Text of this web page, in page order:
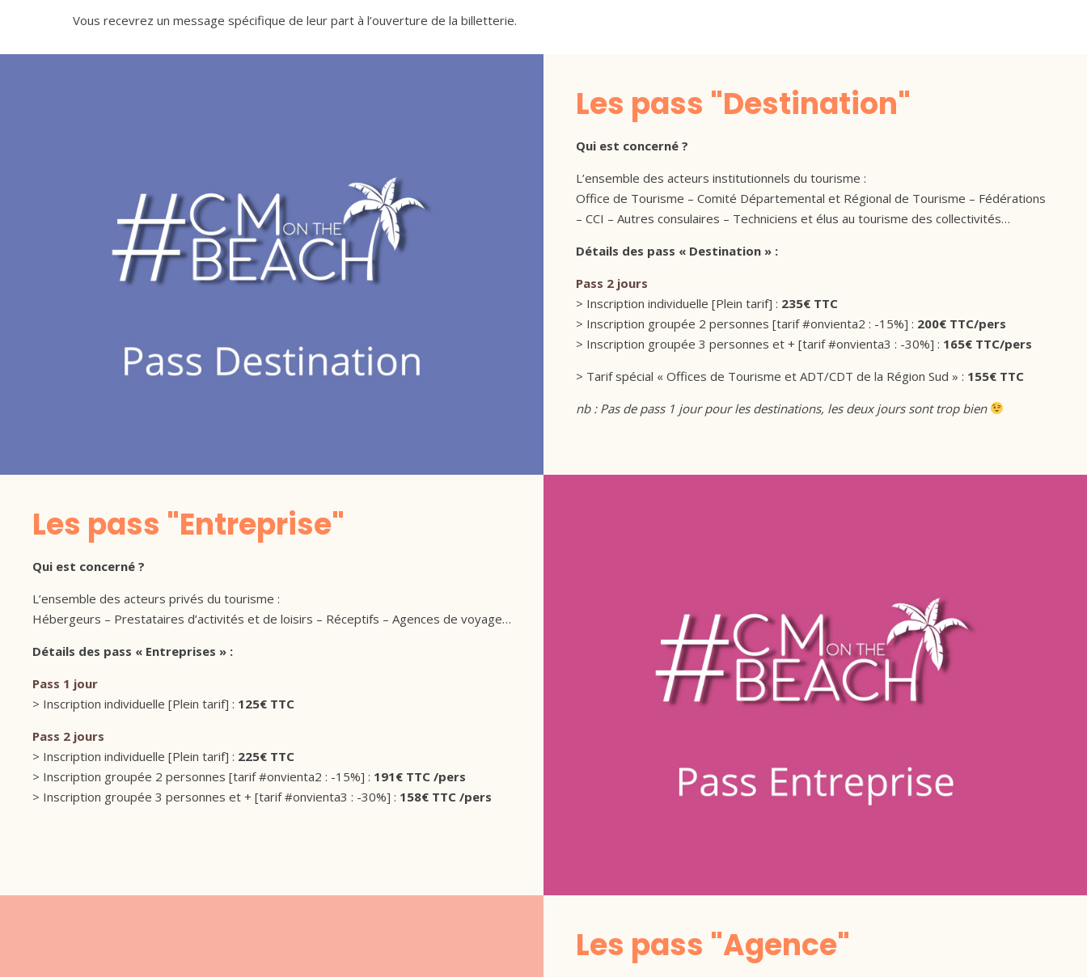
Vous recevrez un message spécifique de leur part à l’ouverture de la billetterie.
Les pass "Destination"
Qui est concerné ?
L’ensemble des acteurs institutionnels du tourisme :
Office de Tourisme – Comité Départemental et Régional de Tourisme – Fédérations
– CCI – Autres consulaires – Techniciens et élus au tourisme des collectivités…
Détails des pass « Destination » :
Pass 2 jours
> Inscription individuelle [Plein tarif] : 235€ TTC
> Inscription groupée 2 personnes [tarif #onvienta2 : -15%] : 200€ TTC/pers
> Inscription groupée 3 personnes et + [tarif #onvienta3 : -30%] : 165€ TTC/pers
> Tarif spécial « Offices de Tourisme et ADT/CDT de la Région Sud » : 155€ TTC
nb : Pas de pass 1 jour pour les destinations, les deux jours sont trop bien
Les pass "Entreprise"
Qui est concerné ?
L’ensemble des acteurs privés du tourisme :
Hébergeurs – Prestataires d’activités et de loisirs – Réceptifs – Agences de voyage…
Détails des pass « Entreprises » :
Pass 1 jour
> Inscription individuelle [Plein tarif] : 125€ TTC
Pass 2 jours
> Inscription individuelle [Plein tarif] : 225€ TTC
> Inscription groupée 2 personnes [tarif #onvienta2 : -15%] : 191€ TTC /pers
> Inscription groupée 3 personnes et + [tarif #onvienta3 : -30%] : 158€ TTC /pers
Les pass "Agence"